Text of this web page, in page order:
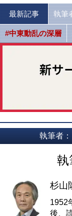
最新記事 執筆
#中東動乱の深層
執筆者
執
杉山
1952
後、